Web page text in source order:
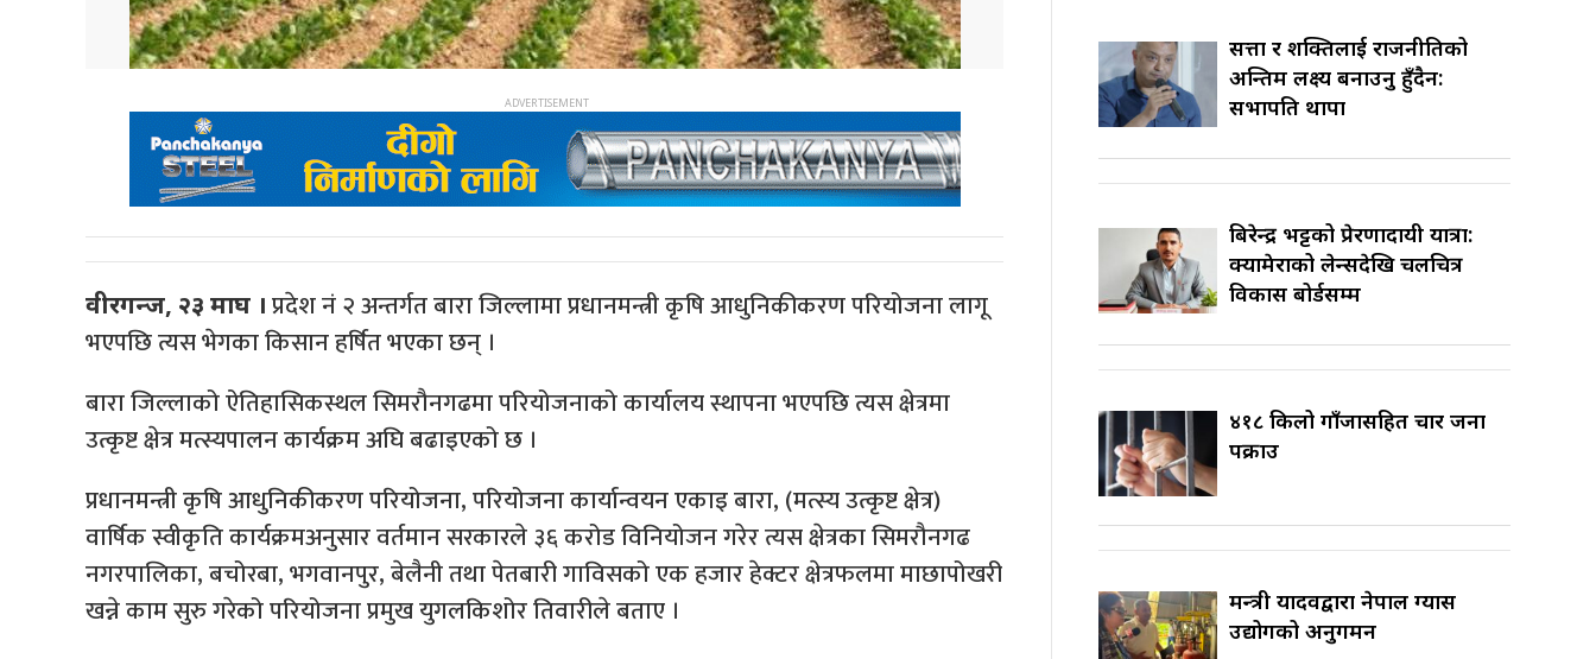
वीरगन्ज, २३ माघ । प्रदेश नं २ अन्तर्गत बारा जिल्लामा प्रधानमन्त्री कृषि आधुनिकीकरण परियोजना लागू
भएपछि त्यस भेगका किसान हर्षित भएका छन् ।
बारा जिल्लाको ऐतिहासिकस्थल सिमरौनगढमा परियोजनाको कार्यालय स्थापना भएपछि त्यस क्षेत्रमा
उत्कृष्ट क्षेत्र मत्स्यपालन कार्यक्रम अघि बढाइएको छ ।
प्रधानमन्त्री कृषि आधुनिकीकरण परियोजना, परियोजना कार्यान्वयन एकाइ बारा, (मत्स्य उत्कृष्ट क्षेत्र)
वार्षिक स्वीकृति कार्यक्रमअनुसार वर्तमान सरकारले ३६ करोड विनियोजन गरेर त्यस क्षेत्रका सिमरौनगढ
नगरपालिका, बचोरबा, भगवानपुर, बेलैनी तथा पेतबारी गाविसको एक हजार हेक्टर क्षेत्रफलमा माछापोखरी
खन्ने काम सुरु गरेको परियोजना प्रमुख युगलकिशोर तिवारीले बताए ।
सत्ता र शक्तिलाई राजनीतिको
अन्तिम लक्ष्य बनाउनु हुँदैन:
सभापति थापा
बिरेन्द्र भट्टको प्रेरणादायी यात्रा:
क्यामेराको लेन्सदेखि चलचित्र
विकास बोर्डसम्म
४१८ किलो गाँजासहित चार जना
पक्राउ
मन्त्री यादवद्वारा नेपाल ग्यास
उद्योगको अनुगमन